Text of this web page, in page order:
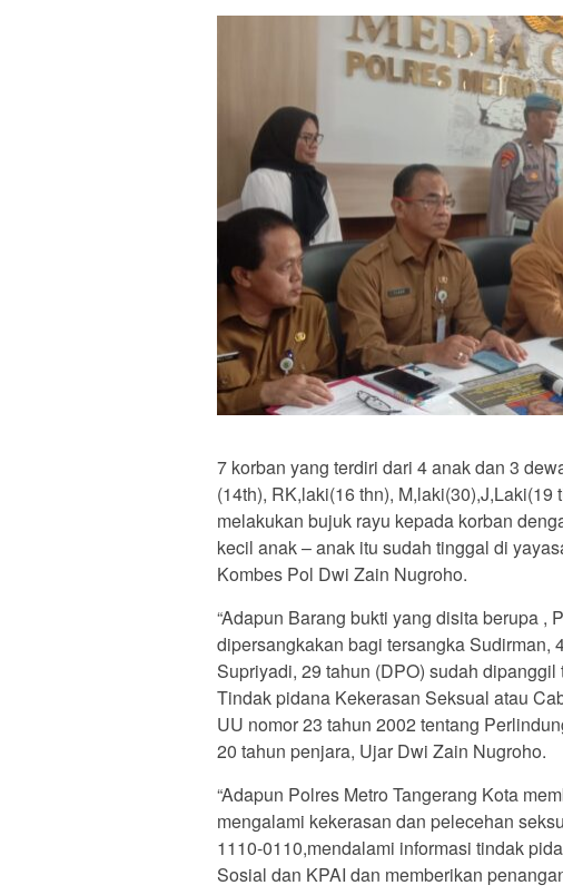
7 korban yang terdiri dari 4 anak dan 3
(14th), RK,laki(16 thn),
melakukan bujuk rayu kepada korban
kecil anak – anak itu sudah tinggal di
Kombes Pol Dwi Zain Nugroho.
“Adapun Barang bukti yang disita berupa
dipersangkakan bagi tersangka Sudirman,
Supriyadi, 29 tahun (DPO) sudah
Tindak pidana Kekerasan Seksual atau
UU nomor 23 tahun 2002 tentang
20 tahun penjara, Ujar Dwi Zain Nugroho.
“Adapun Polres Metro Tangerang Kota
mengalami kekerasan dan pelecehan
1110-0110,mendalami informasi tindak
Sosial dan KPAI dan memberikan